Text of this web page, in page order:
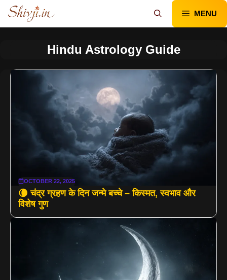
Skip
content
MENU
Hindu Astrology Guide
OCTOBER 22, 2025
🌘 चंद्र ग्रहण के दिन जन्मे बच्चे – किस्मत, स्वभाव और
विशेष गुण